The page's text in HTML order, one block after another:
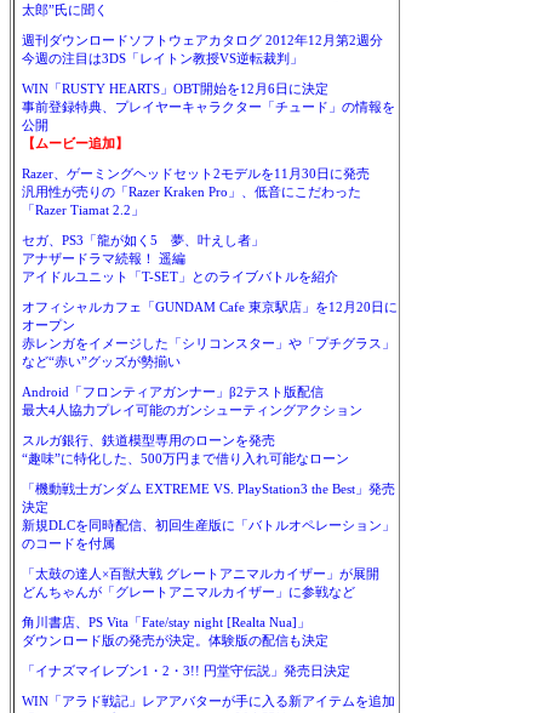
太郎”氏に聞く
週刊ダウンロードソフトウェアカタログ 2012年12月第2週分
今週の注目は3DS「レイトン教授VS逆転裁判」
WIN「RUSTY HEARTS」OBT開始を12月6日に決定
事前登録特典、プレイヤーキャラクター「チュード」の情報を
公開
【ムービー追加】
Razer、ゲーミングヘッドセット2モデルを11月30日に発売
汎用性が売りの「Razer Kraken Pro」、低音にこだわった
「Razer Tiamat 2.2」
セガ、PS3「龍が如く5 夢、叶えし者」
アナザードラマ続報！ 遥編
アイドルユニット「T-SET」とのライブバトルを紹介
オフィシャルカフェ「GUNDAM Cafe 東京駅店」を12月20日に
オープン
赤レンガをイメージした「シリコンスター」や「プチグラス」
など“赤い”グッズが勢揃い
Android「フロンティアガンナー」β2テスト版配信
最大4人協力プレイ可能のガンシューティングアクション
スルガ銀行、鉄道模型専用のローンを発売
“趣味”に特化した、500万円まで借り入れ可能なローン
「機動戦士ガンダム EXTREME VS. PlayStation3 the Best」発売
決定
新規DLCを同時配信、初回生産版に「バトルオペレーション」
のコードを付属
「太鼓の達人×百獣大戦 グレートアニマルカイザー」が展開
どんちゃんが「グレートアニマルカイザー」に参戦など
角川書店、PS Vita「Fate/stay night [Realta Nua]」
ダウンロード版の発売が決定。体験版の配信も決定
「イナズマイレブン1・2・3!! 円堂守伝説」発売日決定
WIN「アラド戦記」レアアバターが手に入る新アイテムを追加